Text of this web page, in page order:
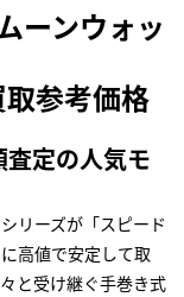
ーンウォッ
参考価格
定の人気モ
リーズが「スピード
高値で安定して取
と受け継ぐ手巻き式